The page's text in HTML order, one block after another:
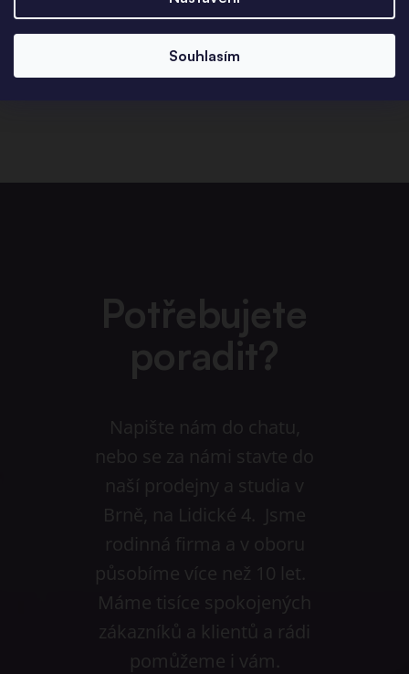
Souhlasím
prozrazovat cenu šperku.
podobná platební kartě.
Potřebujete
poradit?
Napište nám do chatu,
nebo se za námi stavte do
naší prodejny a studia v
Brně, na Lidické 4. Jsme
rodinná firma a v oboru
působíme více než 10 let.
Máme tisíce spokojených
zákazníků a klientů a rádi
pomůžeme i vám.